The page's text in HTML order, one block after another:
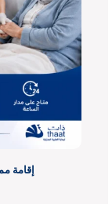
إقامة ممرضة – 3 شهور –